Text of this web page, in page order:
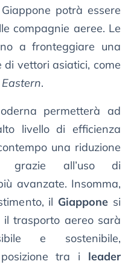
potrà essere
compagnie aeree. Le
a fronteggiare una
vettori asiatici, come
.
permetterà ad
livello di efficienza
una riduzione
grazie all’uso di
avanzate. Insomma,
il Giappone si
trasporto aereo sarà
e sostenibile,
tra i leader